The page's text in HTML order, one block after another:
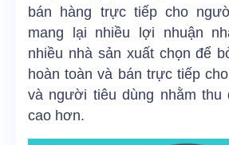
bán hàng trực tiếp cho
mang lại nhiều lợi nhuận
nhiều nhà sản xuất chọn để
hoàn toàn và bán trực tiếp
và người tiêu dùng nhằm thu
cao hơn.